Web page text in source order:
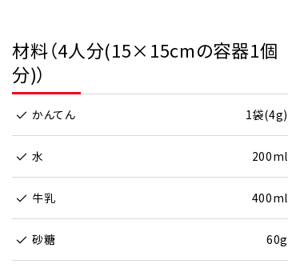
材料（4人分(15×15cmの容器1個
分)）
かんてん 1袋(4g)
水 200ml
牛乳 400ml
砂糖 60g